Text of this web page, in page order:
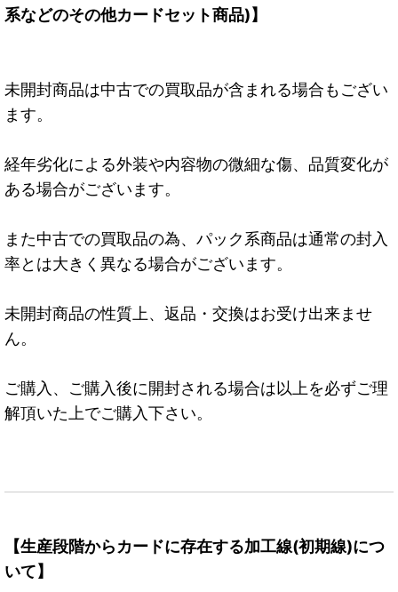
系などのその他カードセット商品)】
未開封商品は中古での買取品が含まれる場合もござい
ます。
経年劣化による外装や内容物の微細な傷、品質変化が
ある場合がございます。
また中古での買取品の為、パック系商品は通常の封入
率とは大きく異なる場合がございます。
未開封商品の性質上、返品・交換はお受け出来ませ
ん。
ご購入、ご購入後に開封される場合は以上を必ずご理
解頂いた上でご購入下さい。
【生産段階からカードに存在する加工線(初期線)につ
いて】